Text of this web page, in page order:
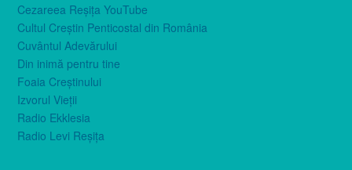
Cezareea Reşiţa YouTube
Cultul Creştin Penticostal din România
Cuvântul Adevărului
Din inimă pentru tine
Foaia Creştinului
Izvorul Vieţii
Radio Ekklesia
Radio Levi Reşiţa